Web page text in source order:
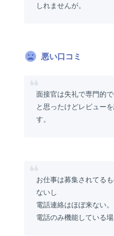
しれませんが。
悪い口コミ
面接官は失礼で専門的
と思ったけどレビュー
す。
お仕事は募集されてる
ないし
電話連絡はほぼ来ない。
電話のみ機能している場